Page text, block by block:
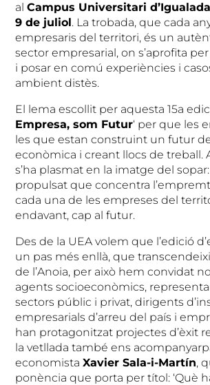
alCampus Universitari
9 de juliol. La trobada, que cada
empresaris del territori, és un
sector empresarial, on s’aprofita
i posar en comú experiències i
ambient distès.
El lema escollit per aquesta 15a
Empresa, som Futur‘ per que les
les que estan construint un futur
econòmica i creant llocs de treball.
s’ha plasmat en la imatge del
propulsat que concentra
cada una de les empreses del
endavant, cap al futur.
Des de la UEA volem que l’edició
un pas més enllà, que
de l’Anoia, per això hem convidat
agents socioeconòmics,
sectors públic i privat, dirigents
empresarials d’arreu del país i
han protagonitzat projectes d’èxit
la vetllada també ens
economistaXavier Sala-i-Martín,
ponència que porta per títol: ‘Què